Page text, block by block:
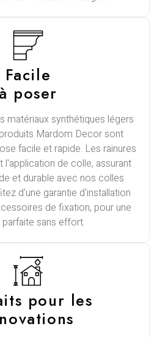
Facile
à poser
matériaux synthétiques légers
Mardom Decor sont
facile et rapide. Les rainures
l'application de colle, assurant
et durable avec nos colles
d'une garantie d'installation
de fixation, pour une
sans effort.
pour les